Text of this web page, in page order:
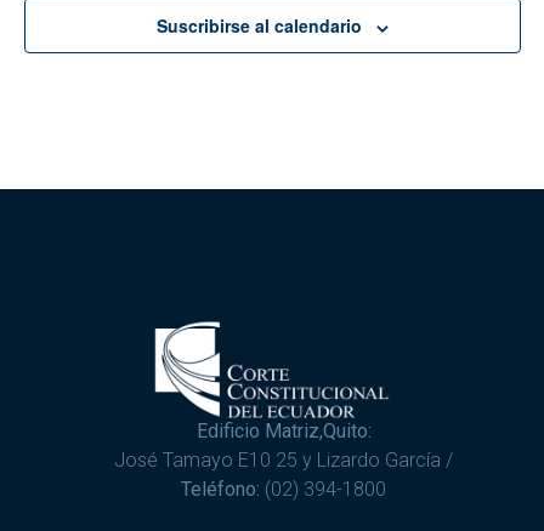
Suscribirse al calendario
Edificio Matriz,Quito:
José Tamayo E10 25 y Lizardo García /
Teléfono: (02) 394-1800